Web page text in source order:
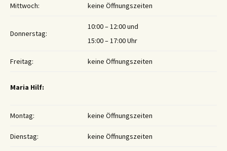
Mittwoch: keine Öffnungszeiten
Donnerstag:
10:00 – 12:00 und
15:00 – 17:00 Uhr
Freitag: keine Öffnungszeiten
Maria Hilf:
Montag: keine Öffnungszeiten
Dienstag: keine Öffnungszeiten